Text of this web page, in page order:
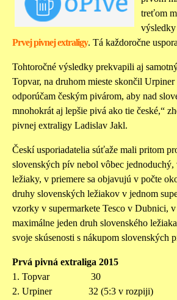
treťom
výsledky
Prvej pivnej extraligy. Tá každoročne
Tohtoročné výsledky prekvapili aj
Topvar, na druhom mieste skončil
odporúčam českým pivárom, aby nad
mnohokrát aj lepšie pivá ako tie české,“
pivnej extraligy Ladislav Jakl.
Českí usporiadatelia súťaže mali pritom
slovenských pív nebol vôbec
ležiaky, v priemere sa objavujú v počte
druhy slovenských ležiakov v jednom
vzorky v supermarkete Tesco v Dubnici,
maximálne jeden druh slovenského
svoje skúsenosti s nákupom slovenských
Prvá pivná extraliga 2015
1. Topvar 30
2. Urpiner 32 (5:3 v rozpiji)